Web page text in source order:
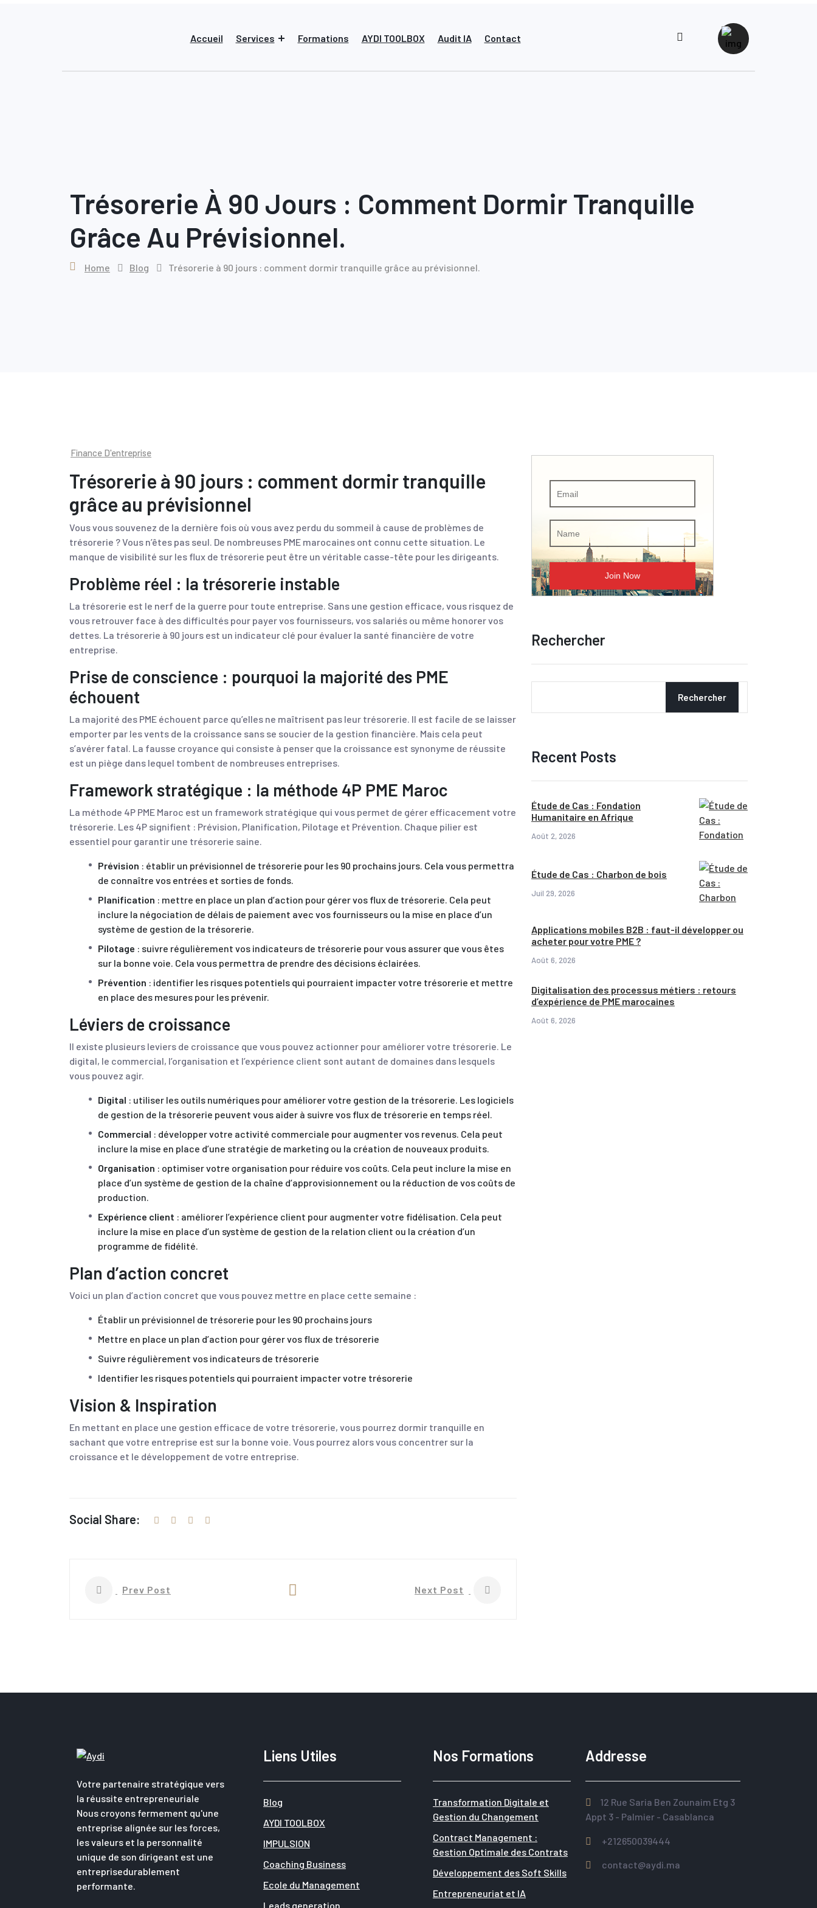
Accueil Services Formations AYDI TOOLBOX Audit IA Contact
Trésorerie À 90 Jours : Comment Dormir Tranquille
Grâce Au Prévisionnel.
Home Blog Trésorerie à 90 jours : comment dormir tranquille grâce au prévisionnel.
Finance D'entreprise
Trésorerie à 90 jours : comment dormir tranquille
grâce au prévisionnel
Vous vous souvenez de la dernière fois où vous avez perdu du sommeil à cause de problèmes de
trésorerie ? Vous n’êtes pas seul. De nombreuses PME marocaines ont connu cette situation. Le
manque de visibilité sur les flux de trésorerie peut être un véritable casse-tête pour les dirigeants.
Problème réel : la trésorerie instable
La trésorerie est le nerf de la guerre pour toute entreprise. Sans une gestion efficace, vous risquez de
vous retrouver face à des difficultés pour payer vos fournisseurs, vos salariés ou même honorer vos
dettes. La trésorerie à 90 jours est un indicateur clé pour évaluer la santé financière de votre
entreprise.
Prise de conscience : pourquoi la majorité des PME
échouent
La majorité des PME échouent parce qu’elles ne maîtrisent pas leur trésorerie. Il est facile de se laisser
emporter par les vents de la croissance sans se soucier de la gestion financière. Mais cela peut
s’avérer fatal. La fausse croyance qui consiste à penser que la croissance est synonyme de réussite
est un piège dans lequel tombent de nombreuses entreprises.
Framework stratégique : la méthode 4P PME Maroc
La méthode 4P PME Maroc est un framework stratégique qui vous permet de gérer efficacement votre
trésorerie. Les 4P signifient : Prévision, Planification, Pilotage et Prévention. Chaque pilier est
essentiel pour garantir une trésorerie saine.
Prévision : établir un prévisionnel de trésorerie pour les 90 prochains jours. Cela vous permettra
de connaître vos entrées et sorties de fonds.
Planification : mettre en place un plan d’action pour gérer vos flux de trésorerie. Cela peut
inclure la négociation de délais de paiement avec vos fournisseurs ou la mise en place d’un
système de gestion de la trésorerie.
Pilotage : suivre régulièrement vos indicateurs de trésorerie pour vous assurer que vous êtes
sur la bonne voie. Cela vous permettra de prendre des décisions éclairées.
Prévention : identifier les risques potentiels qui pourraient impacter votre trésorerie et mettre
en place des mesures pour les prévenir.
Léviers de croissance
Il existe plusieurs leviers de croissance que vous pouvez actionner pour améliorer votre trésorerie. Le
digital, le commercial, l’organisation et l’expérience client sont autant de domaines dans lesquels
vous pouvez agir.
Digital : utiliser les outils numériques pour améliorer votre gestion de la trésorerie. Les logiciels
de gestion de la trésorerie peuvent vous aider à suivre vos flux de trésorerie en temps réel.
Commercial : développer votre activité commerciale pour augmenter vos revenus. Cela peut
inclure la mise en place d’une stratégie de marketing ou la création de nouveaux produits.
Organisation : optimiser votre organisation pour réduire vos coûts. Cela peut inclure la mise en
place d’un système de gestion de la chaîne d’approvisionnement ou la réduction de vos coûts de
production.
Expérience client : améliorer l’expérience client pour augmenter votre fidélisation. Cela peut
inclure la mise en place d’un système de gestion de la relation client ou la création d’un
programme de fidélité.
Plan d’action concret
Voici un plan d’action concret que vous pouvez mettre en place cette semaine :
Établir un prévisionnel de trésorerie pour les 90 prochains jours
Mettre en place un plan d’action pour gérer vos flux de trésorerie
Suivre régulièrement vos indicateurs de trésorerie
Identifier les risques potentiels qui pourraient impacter votre trésorerie
Vision & Inspiration
En mettant en place une gestion efficace de votre trésorerie, vous pourrez dormir tranquille en
sachant que votre entreprise est sur la bonne voie. Vous pourrez alors vous concentrer sur la
croissance et le développement de votre entreprise.
Social Share:
Prev Post Next Post
Rechercher
Rechercher
Recent Posts
Étude de Cas : Fondation
Humanitaire en Afrique
Août 2, 2026
Étude de Cas : Charbon de bois
Juil 29, 2026
Applications mobiles B2B : faut-il développer ou
acheter pour votre PME ?
Août 6, 2026
Digitalisation des processus métiers : retours
d’expérience de PME marocaines
Août 6, 2026
Votre partenaire stratégique vers
la réussite entrepreneuriale
Nous croyons fermement qu'une
entreprise alignée sur les forces,
les valeurs et la personnalité
unique de son dirigeant est une
entreprisedurablement
performante.
Liens Utiles
Blog
AYDI TOOLBOX
IMPULSION
Coaching Business
Ecole du Management
Leads generation
Nos Formations
Transformation Digitale et
Gestion du Changement
Contract Management :
Gestion Optimale des Contrats
Développement des Soft Skills
Entrepreneuriat et IA
Addresse
12 Rue Saria Ben Zounaim Etg 3
Appt 3 - Palmier - Casablanca
+212650039444
contact@aydi.ma